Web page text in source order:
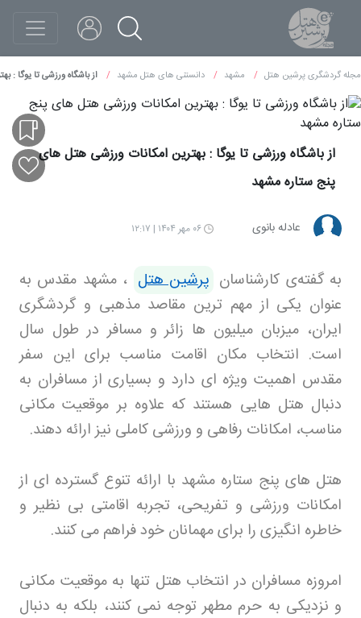
مجله گردشگری پرشین هتل مشهد دانستنی های هتل مشهد از باشگاه ورزشی تا یوگا :
از باشگاه ورزشی تا یوگا : بهترین امکانات ورزشی هتل های
پنج ستاره مشهد
عادله بانوی ۰۶ مهر ۱۴۰۴ | ۱۲:۱۷
به گفته‌ی کارشناسان پرشین هتل ، مشهد مقدس به
عنوان یکی از مهم ترین مقاصد مذهبی و گردشگری
ایران، میزبان میلیون ها زائر و مسافر در طول سال
است. انتخاب مکان اقامت مناسب برای این سفر
مقدس اهمیت ویژه ای دارد و بسیاری از مسافران به
دنبال هتل هایی هستند که علاوه بر موقعیت مکانی
مناسب، امکانات رفاهی و ورزشی کاملی نیز ارائه دهند.
هتل های پنج ستاره مشهد با ارائه تنوع گسترده ای از
امکانات ورزشی و تفریحی، تجربه اقامتی بی نظیر و
خاطره انگیزی را برای مهمانان خود فراهم می کنند.
امروزه مسافران در انتخاب هتل تنها به موقعیت مکانی
و نزدیکی به حرم مطهر توجه نمی کنند، بلکه به دنبال